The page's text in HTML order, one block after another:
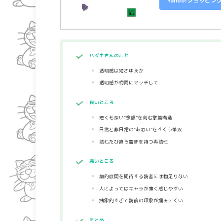
ハヅキさんのこと
透明感は短さゆえか
透明感が梅雨にマッチして
良いところ
短くも深い“余韻”を刻む掌篇構造
日常と非日常の“あわい”をすくう筆致
読むたび違う響きを持つ再読性
悪いところ
劇的展開を期待する読者には物足りない
人によってはキャラが薄く感じやすい
抽象的すぎて読後の印象が掴みにくい